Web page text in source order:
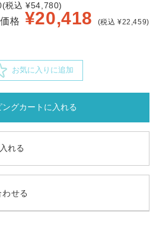
税込 ¥54,780)
格 ¥20,418 (税込 ¥22,459)
お気に入りに追加
せる